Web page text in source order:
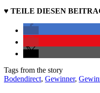
♥ TEILE DIESEN
Tags from the story
Bodendirect, Gewinner,